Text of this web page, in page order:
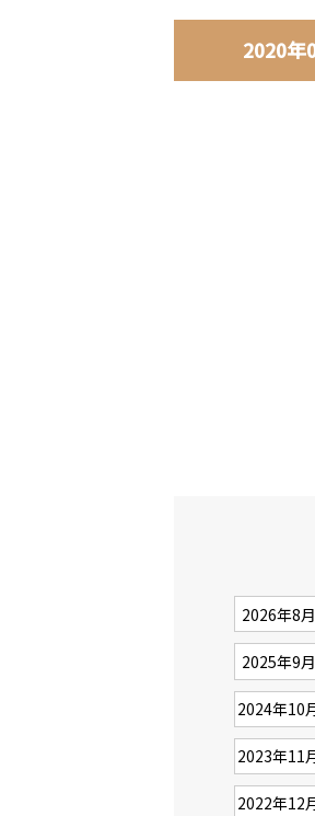
2020年
2026年8月
2025年9月
2024年10
2023年11
2022年12